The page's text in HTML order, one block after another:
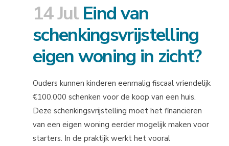
14 JulEind van
schenkingsvrijstelling
eigen woning in zicht?
Ouders kunnen kinderen eenmalig fiscaal vriendelijk
€100.000 schenken voor de koop van een huis.
Deze schenkingsvrijstelling moet het financieren
van een eigen woning eerder mogelijk maken voor
starters. In de praktijk werkt het vooral